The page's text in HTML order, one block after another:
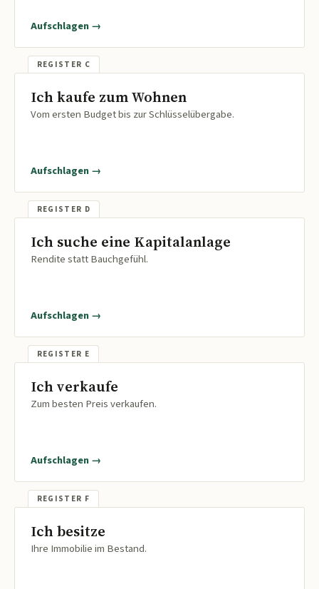
Aufschlagen →
Ich kaufe zum Wohnen
Vom ersten Budget bis zur Schlüsselübergabe.
Aufschlagen →
Ich suche eine Kapitalanlage
Rendite statt Bauchgefühl.
Aufschlagen →
Ich verkaufe
Zum besten Preis verkaufen.
Aufschlagen →
Ich besitze
Ihre Immobilie im Bestand.